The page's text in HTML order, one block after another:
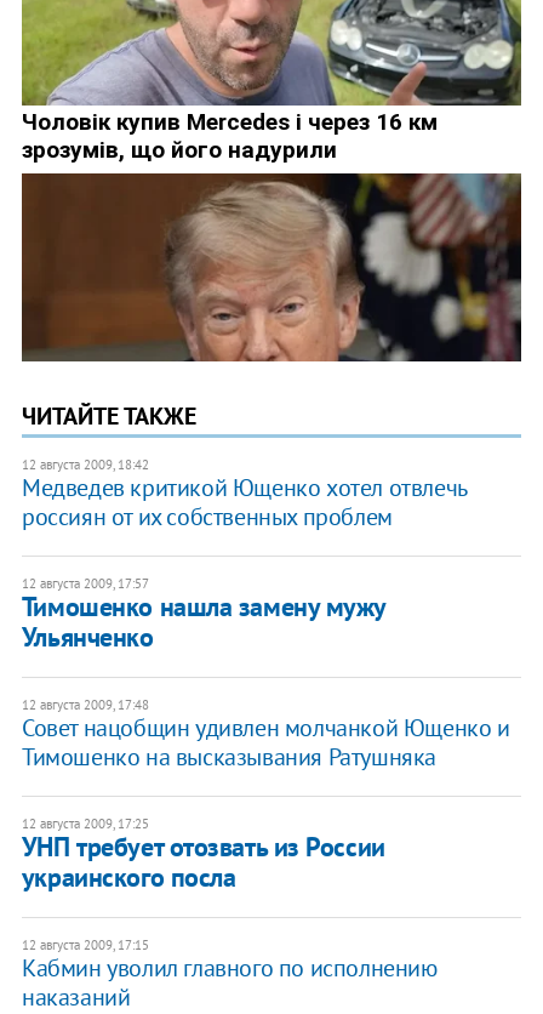
ЧИТАЙТЕ ТАКЖЕ
12 августа 2009, 18:42
Медведев критикой Ющенко хотел отвлечь
россиян от их собственных проблем
12 августа 2009, 17:57
Тимошенко нашла замену мужу
Ульянченко
12 августа 2009, 17:48
Совет нацобщин удивлен молчанкой Ющенко и
Тимошенко на высказывания Ратушняка
12 августа 2009, 17:25
УНП требует отозвать из России
украинского посла
12 августа 2009, 17:15
Кабмин уволил главного по исполнению
наказаний